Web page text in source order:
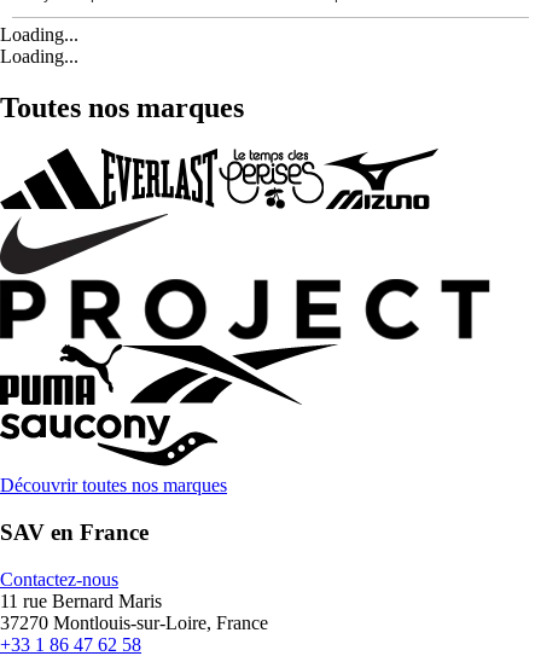
Loading...
Loading...
Toutes nos marques
Découvrir toutes nos marques
SAV en France
Contactez-nous
11 rue Bernard Maris
37270 Montlouis-sur-Loire, France
+33 1 86 47 62 58